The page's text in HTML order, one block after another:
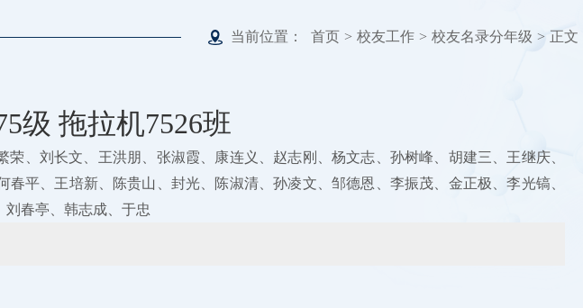
当前位置： 首页 > 校友工作 > 校友名录分年级 > 正文
级 拖拉机7526班
、刘长文、王洪朋、张淑霞、康连义、赵志刚、杨文志、孙树峰、胡建三、王继庆、
平、王培新、陈贵山、封光、陈淑清、孙凌文、邹德恩、李振茂、金正极、李光镐、
春亭、韩志成、于忠